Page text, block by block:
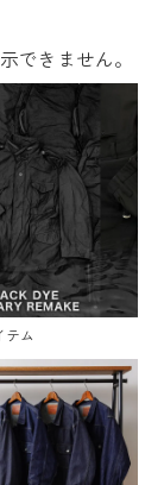
できません。
テム